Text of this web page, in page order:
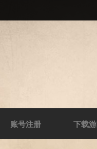
账号注册 下载